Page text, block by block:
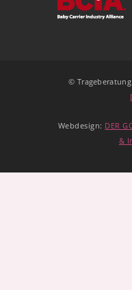
©
Webdesign: DER
&